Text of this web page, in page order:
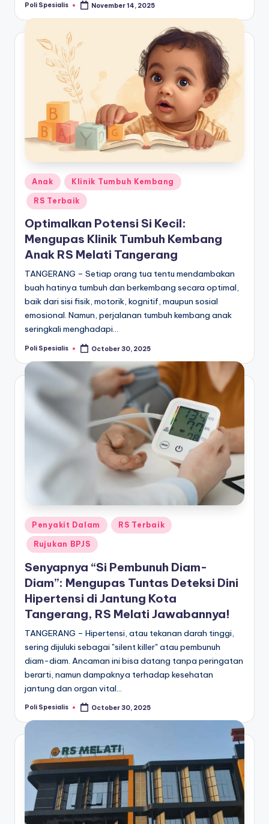
k
a
e
b
ai
k
Posted
Poli Spesialis November 14, 2025
Posted
in
Anak Klinik Tumbuh Kembang
RS Terbaik
Optimalkan Potensi Si Kecil:
Mengupas Klinik Tumbuh Kembang
Anak RS Melati Tangerang
TANGERANG – Setiap orang tua tentu mendambakan
buah hatinya tumbuh dan berkembang secara optimal,
baik dari sisi fisik, motorik, kognitif, maupun sosial
emosional. Namun, perjalanan tumbuh kembang anak
seringkali menghadapi…
Posted
Poli Spesialis October 30, 2025
Posted
in
Penyakit Dalam RS Terbaik
Rujukan BPJS
Senyapnya “Si Pembunuh Diam-
Diam”: Mengupas Tuntas Deteksi Dini
Hipertensi di Jantung Kota
Tangerang, RS Melati Jawabannya!
TANGERANG – Hipertensi, atau tekanan darah tinggi,
sering dijuluki sebagai "silent killer" atau pembunuh
diam-diam. Ancaman ini bisa datang tanpa peringatan
berarti, namun dampaknya terhadap kesehatan
jantung dan organ vital…
Posted
Poli Spesialis October 30, 2025